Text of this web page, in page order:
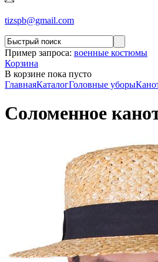
tizspb@gmail.com
Пример запроса: военные костюмы
Корзина
В корзине пока пусто
ГлавнаяКаталогГоловные уборы
Соломенное